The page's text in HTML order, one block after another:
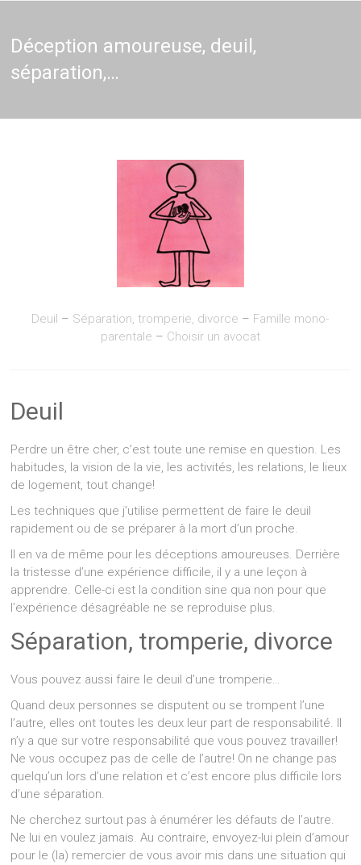
–
Naturopathe
Naturopathie,
Thérapie de
couple en
Brabant et
Déception amoureuse, deuil,
séparation,…
Deuil – Séparation, tromperie, divorce – Famille mono-
parentale – Choisir un avocat
Deuil
Perdre un être cher, c’est toute une remise en question. Les
habitudes, la vision de la vie, les activités, les relations, le lieux
de logement, tout change!
Les techniques que j’utilise permettent de faire le deuil
rapidement ou de se préparer à la mort d’un proche.
Il en va de même pour les déceptions amoureuses. Derrière
la tristesse d’une expérience difficile, il y a une leçon à
apprendre. Celle-ci est la condition sine qua non pour que
l’expérience désagréable ne se reproduise plus.
Séparation, tromperie, divorce
Vous pouvez aussi faire le deuil d’une tromperie…
Quand deux personnes se disputent ou se trompent l’une
l’autre, elles ont toutes les deux leur part de responsabilité. Il
n’y a que sur votre responsabilité que vous pouvez travailler!
Ne vous occupez pas de celle de l’autre! On ne change pas
quelqu’un lors d’une relation et c’est encore plus difficile lors
d’une séparation.
Ne cherchez surtout pas à énumérer les défauts de l’autre.
Ne lui en voulez jamais. Au contraire, envoyez-lui plein d’amour
pour le (la) remercier de vous avoir mis dans une situation qui